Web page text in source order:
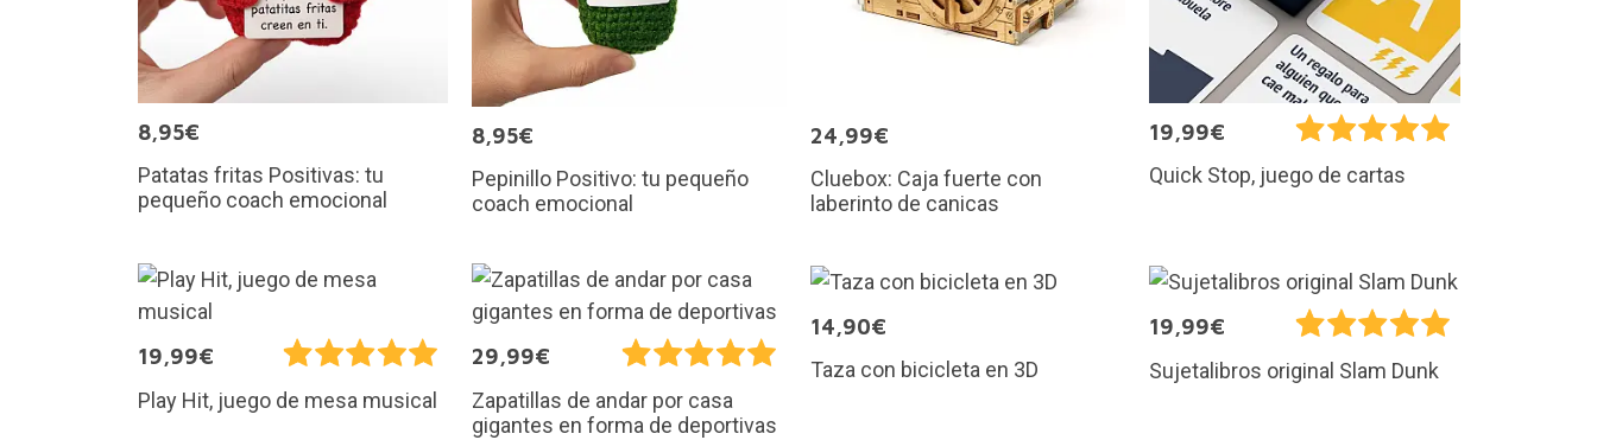
8,95€
Patatas fritas Positivas: tu
pequeño coach emocional
8,95€
Pepinillo Positivo: tu pequeño
coach emocional
24,99€
Cluebox: Caja fuerte con
laberinto de canicas
19,99€
Quick Stop, juego de cartas
19,99€
Play Hit, juego de mesa musical
29,99€
Zapatillas de andar por casa
gigantes en forma de deportivas
14,90€
Taza con bicicleta en 3D
19,99€
Sujetalibros original Slam Dunk